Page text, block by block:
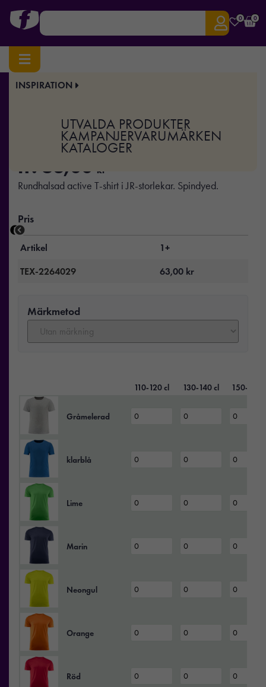
0 0
INSPIRATION
UTVALDA PRODUKTER
KAMPANJERVARUMÄRKEN
KATALOGER
Hem/Profilkläder/T-shirts & Toppar
Run JR
fr. 63,00 kr
Rundhalsad active T-shirt i JR-storlekar. Spindyed.
Pris
Artikel
1+
TEX-2264029
63,00 kr
Märkmetod
110‑120 cl 130‑140 cl 150‑160
Gråmelerad
klarblå
Lime
Marin
Neongul
Orange
Röd